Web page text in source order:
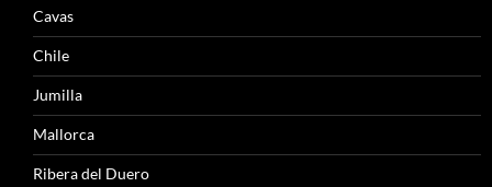
Cavas
Chile
Jumilla
Mallorca
Ribera del Duero